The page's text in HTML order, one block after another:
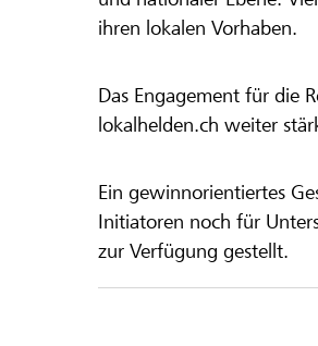
ihren lokalen Vorhaben.
Das Engagement für die
lokalhelden.ch weiter
Ein gewinnorientiertes
Initiatoren noch für
zur Verfügung gestellt.